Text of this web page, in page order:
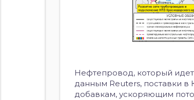
Нефтепровод, который
данным Reuters, поставки в
добавкам, ускоряющим